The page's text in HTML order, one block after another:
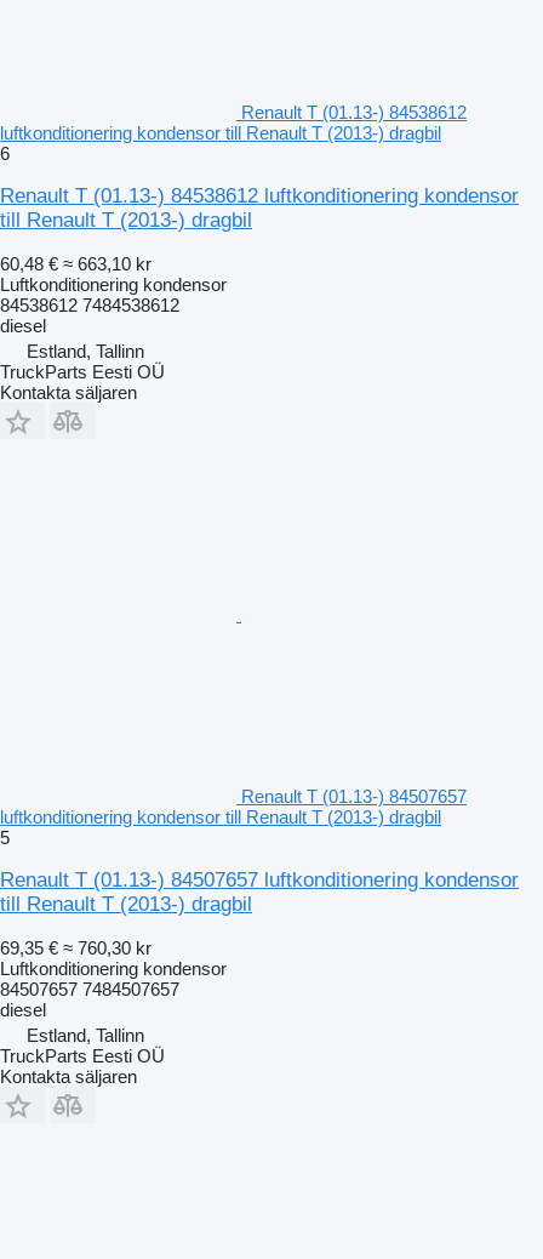
Renault T (01.13-) 84538612
luftkonditionering kondensor till Renault T (2013-) dragbil
6
Renault T (01.13-) 84538612 luftkonditionering kondensor
till Renault T (2013-) dragbil
60,48 € ≈ 663,10 kr
Luftkonditionering kondensor
84538612 7484538612
diesel
Estland, Tallinn
TruckParts Eesti OÜ
Kontakta säljaren
Renault T (01.13-) 84507657
luftkonditionering kondensor till Renault T (2013-) dragbil
5
Renault T (01.13-) 84507657 luftkonditionering kondensor
till Renault T (2013-) dragbil
69,35 € ≈ 760,30 kr
Luftkonditionering kondensor
84507657 7484507657
diesel
Estland, Tallinn
TruckParts Eesti OÜ
Kontakta säljaren